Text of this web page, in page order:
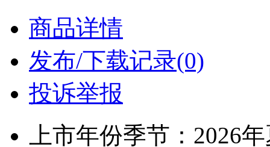
商品详情
发布/下载记录(0)
投诉举报
上市年份季节：2026